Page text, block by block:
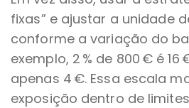
fixas” e ajustar a unidade
conforme a variação do
exemplo, 2 % de 800 € é 16
apenas 4 €. Essa escala
exposição dentro de